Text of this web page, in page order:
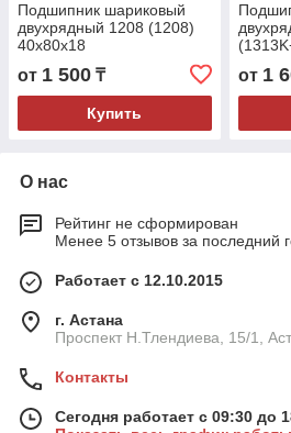
Подшипник шариковый
двухрядный 1208 (1208)
40x80x18
от 1 500 ₸
Купить
от 1
О нас
Рейтинг не сформирован
Менее 5 отзывов за последний
Работает с 12.10.2015
г. Астана
Проспект Н.Тлендиева, 15/1,
Контакты
Сегодня работает с 09:30 до